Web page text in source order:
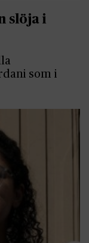
slöja i
som i